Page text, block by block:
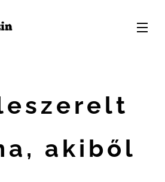
akiből